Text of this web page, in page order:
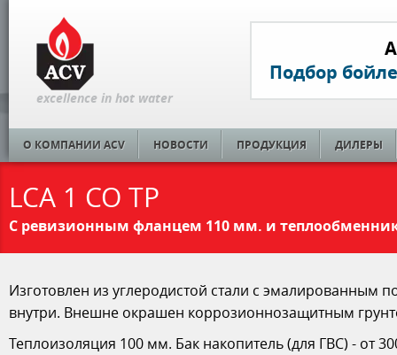
excellence in hot water
Подбор
О КОМПАНИИ ACV НОВОСТИ ПРОДУКЦИЯ ДИЛЕРЫ
LCA 1 CO TP
С ревизионным фланцем 110 мм. и
Изготовлен из углеродистой стали с эмалированным
внутри. Внешне окрашен коррозионнозащитным
Теплоизоляция 100 мм. Бак накопитель (для ГВС) - от